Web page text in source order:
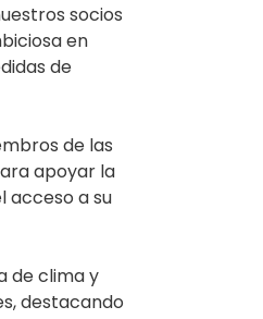
socios
en
de
de las
apoyar la
acceso a su
de clima y
destacando